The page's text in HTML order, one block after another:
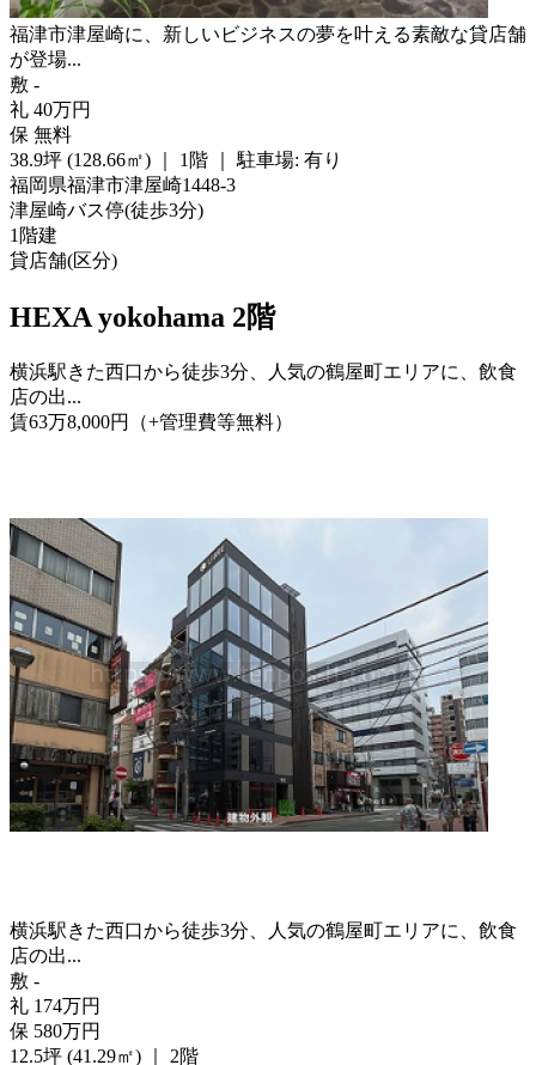
福津市津屋崎に、新しいビジネスの夢を叶える素敵な貸店舗
が登場...
敷 -
礼 40万円
保 無料
38.9坪 (128.66㎡)
1階
駐車場: 有り
福岡県福津市津屋崎1448-3
津屋崎バス停(徒歩3分)
1階建
貸店舗(区分)
HEXA yokohama 2階
横浜駅きた西口から徒歩3分、人気の鶴屋町エリアに、飲食
店の出...
賃63万8,000円 （+管理費等無料）
横浜駅きた西口から徒歩3分、人気の鶴屋町エリアに、飲食
店の出...
敷 -
礼 174万円
保 580万円
12.5坪 (41.29㎡)
2階